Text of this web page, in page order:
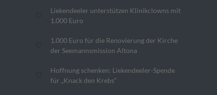
Liekendeeler unterstützen Klinikclowns mit
1.000 Euro
1.000 Euro für die Renovierung der Kirche
der Seemannsmission Altona
Hoffnung schenken: Liekendeeler-Spende
für „Knack den Krebs“